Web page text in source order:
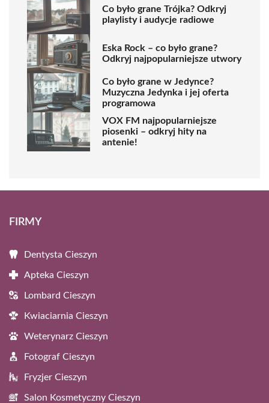
Co było grane Trójka? Odkryj
playlisty i audycje radiowe
Eska Rock – co było grane?
Odkryj najpopularniejsze utwory
Co było grane w Jedynce?
Muzyczna Jedynka i jej oferta
programowa
VOX FM najpopularniejsze
piosenki – odkryj hity na
antenie!
FIRMY
Dentysta Cieszyn
Apteka Cieszyn
Lombard Cieszyn
Kwiaciarnia Cieszyn
Weterynarz Cieszyn
Fotograf Cieszyn
Fryzjer Cieszyn
Salon Kosmetyczny Cieszyn